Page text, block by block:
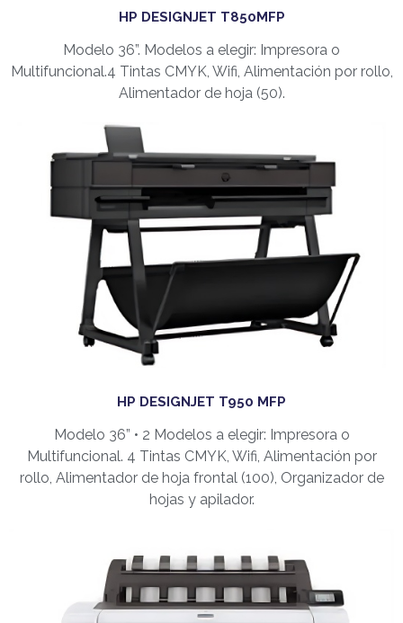
HP DESIGNJET T850MFP
Modelo 36”. Modelos a elegir: Impresora o
Multifuncional.4 Tintas CMYK, Wifi, Alimentación por rollo,
Alimentador de hoja (50).
HP DESIGNJET T950 MFP
Modelo 36” • 2 Modelos a elegir: Impresora o
Multifuncional. 4 Tintas CMYK, Wifi, Alimentación por
rollo, Alimentador de hoja frontal (100), Organizador de
hojas y apilador.